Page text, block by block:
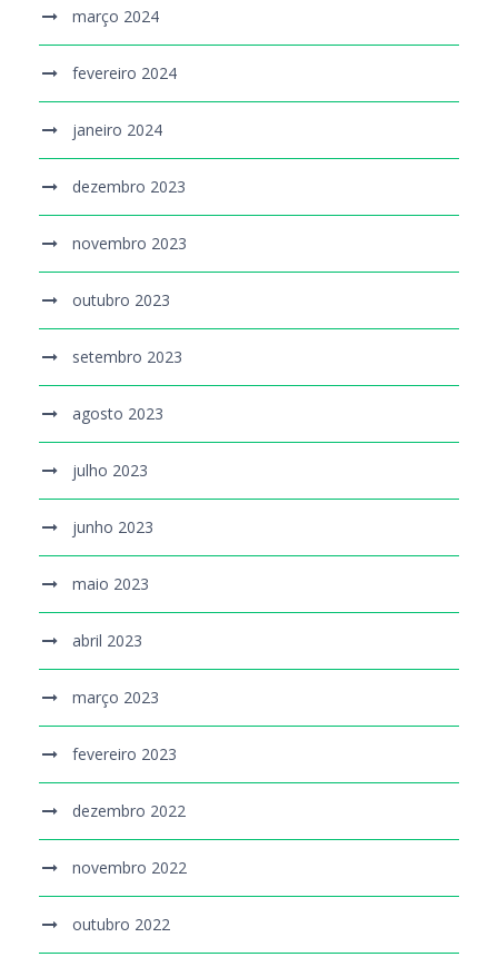
março 2024
fevereiro 2024
janeiro 2024
dezembro 2023
novembro 2023
outubro 2023
setembro 2023
agosto 2023
julho 2023
junho 2023
maio 2023
abril 2023
março 2023
fevereiro 2023
dezembro 2022
novembro 2022
outubro 2022